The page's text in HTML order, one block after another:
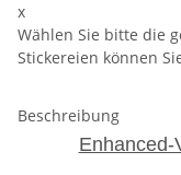
x
Wählen Sie bitte die
Stickereien können
Beschreibung
Enhanced-